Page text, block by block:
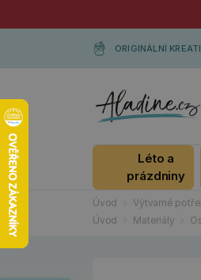
ORIGINÁLNÍ
Léto a
prázdniny
Úvod Výtvarné
Úvod
Materiály